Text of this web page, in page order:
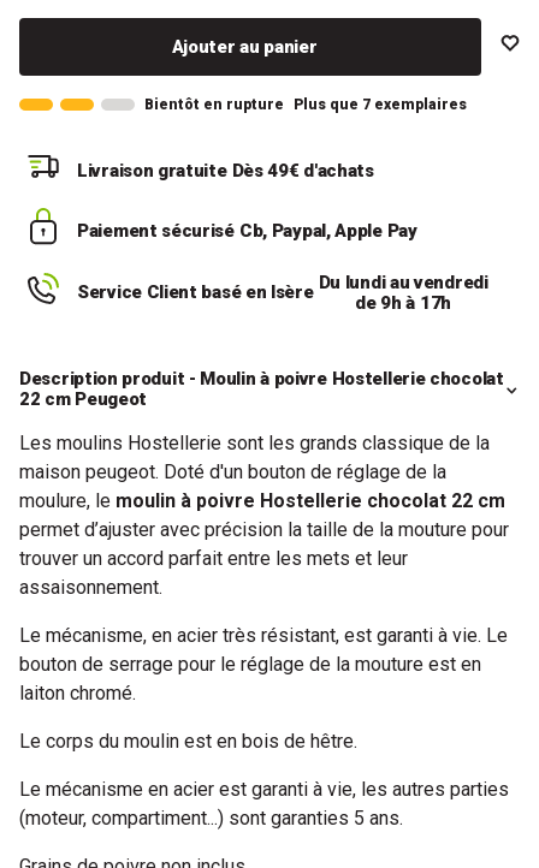
Ajouter au panier
Bientôt en rupture Plus que 7 exemplaires
Livraison gratuite Dès 49€ d'achats
Paiement sécurisé Cb, Paypal, Apple Pay
Service Client basé en Isère Du lundi au vendredi
de 9h à 17h
Description produit - Moulin à poivre Hostellerie chocolat
22 cm Peugeot
Les moulins Hostellerie sont les grands classique de la
maison peugeot. Doté d'un bouton de réglage de la
moulure, le moulin à poivre Hostellerie chocolat 22 cm
permet d’ajuster avec précision la taille de la mouture pour
trouver un accord parfait entre les mets et leur
assaisonnement.
Le mécanisme, en acier très résistant, est garanti à vie. Le
bouton de serrage pour le réglage de la mouture est en
laiton chromé.
Le corps du moulin est en bois de hêtre.
Le mécanisme en acier est garanti à vie, les autres parties
(moteur, compartiment...) sont garanties 5 ans.